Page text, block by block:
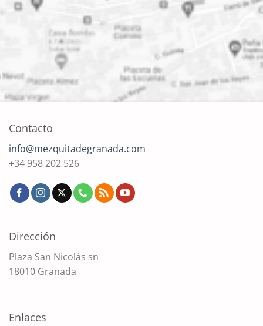
Contacto
info@mezquitadegranada.com
+34 958 202 526
Dirección
Plaza San Nicolás sn
18010 Granada
Enlaces